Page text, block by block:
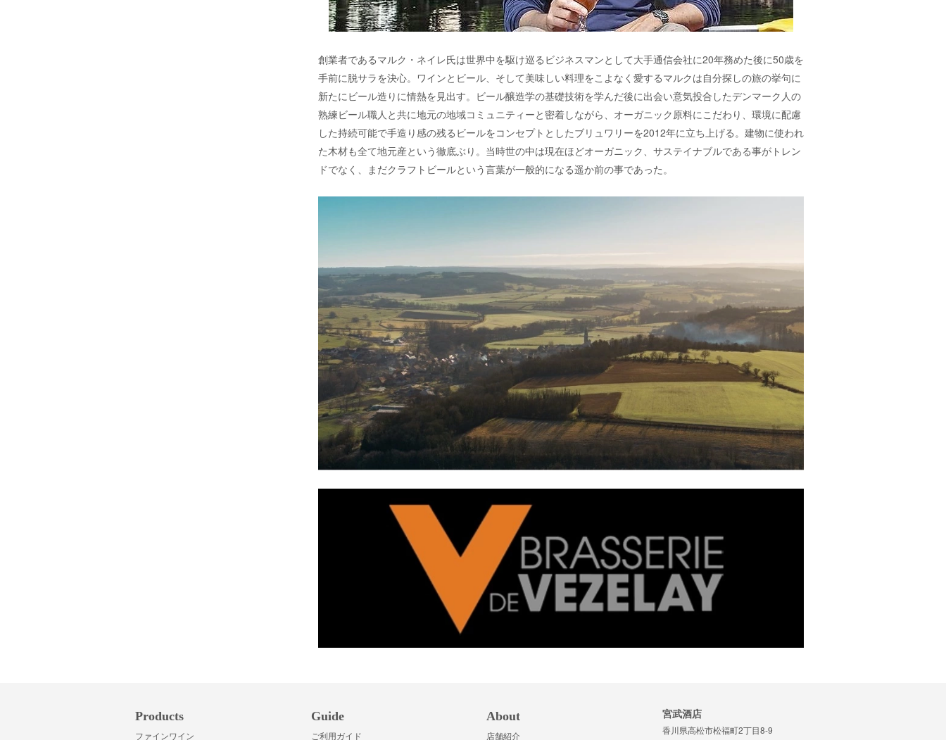
創業者であるマルク・ネイレ氏は世界中を駆け巡るビジネスマンとして大手通信会社に20年務めた後に50歳を
手前に脱サラを決心。ワインとビール、そして美味しい料理をこよなく愛するマルクは自分探しの旅の挙句に
新たにビール造りに情熱を見出す。ビール醸造学の基礎技術を学んだ後に出会い意気投合したデンマーク人の
熟練ビール職人と共に地元の地域コミュニティーと密着しながら、オーガニック原料にこだわり、環境に配慮
した持続可能で手造り感の残るビールをコンセプトとしたブリュワリーを2012年に立ち上げる。建物に使われ
た木材も全て地元産という徹底ぶり。当時世の中は現在ほどオーガニック、サステイナブルである事がトレン
ドでなく、まだクラフトビールという言葉が一般的になる遥か前の事であった。
Products
ファインワイン
Guide
ご利用ガイド
About
店舗紹介
宮武酒店
香川県高松市松福町2丁目8-9